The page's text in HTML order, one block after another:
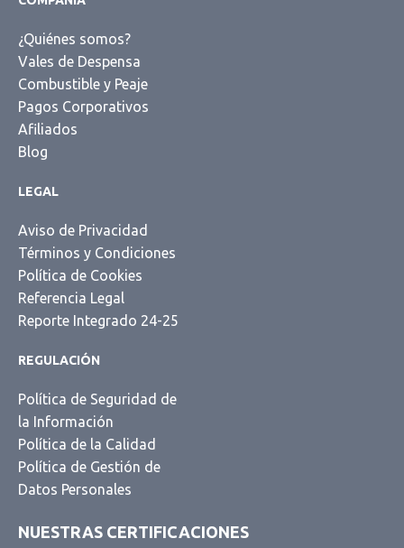
¿Quiénes somos?
Vales de Despensa
Combustible y Peaje
Pagos Corporativos
Afiliados
Blog
LEGAL
Aviso de Privacidad
Términos y Condiciones
Política de Cookies
Referencia Legal
Reporte Integrado 24-25
REGULACIÓN
Política de Seguridad de
la Información
Política de la Calidad
Política de Gestión de
Datos Personales
NUESTRAS CERTIFICACIONES